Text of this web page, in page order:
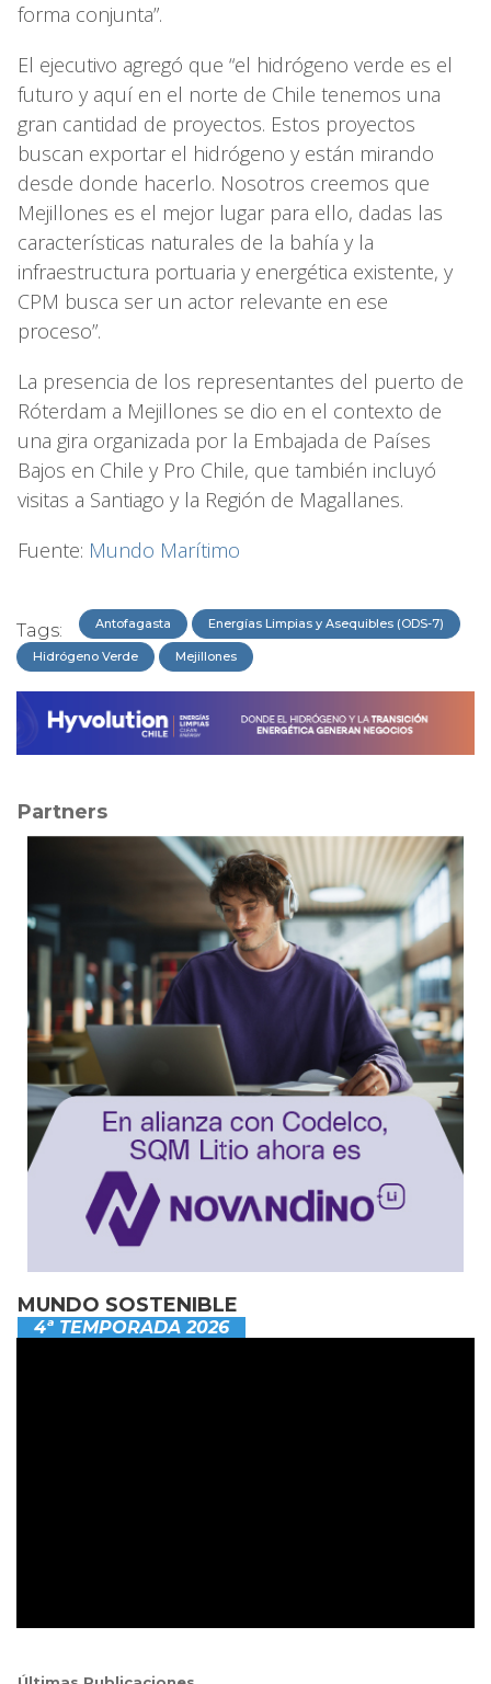
forma conjunta”.
El ejecutivo agregó que “el hidrógeno verde es el
futuro y aquí en el norte de Chile tenemos una
gran cantidad de proyectos. Estos proyectos
buscan exportar el hidrógeno y están mirando
desde donde hacerlo. Nosotros creemos que
Mejillones es el mejor lugar para ello, dadas las
características naturales de la bahía y la
infraestructura portuaria y energética existente, y
CPM busca ser un actor relevante en ese
proceso”.
La presencia de los representantes del puerto de
Róterdam a Mejillones se dio en el contexto de
una gira organizada por la Embajada de Países
Bajos en Chile y Pro Chile, que también incluyó
visitas a Santiago y la Región de Magallanes.
Fuente: Mundo Marítimo
Tags: Antofagasta Energías Limpias y Asequibles (ODS-7)
Hidrógeno Verde Mejillones
Partners
MUNDO SOSTENIBLE
4ª TEMPORADA 2026